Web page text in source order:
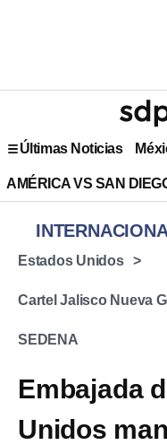
Últimas Noticias
AMÉRICA VS SAN
Estados Unidos
Cartel Jalisco Nueva
SEDENA
Embajada
Unidos